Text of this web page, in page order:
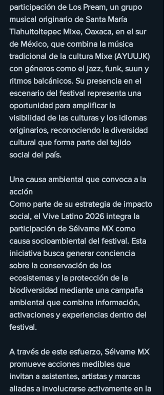
participación de Los Pream, un grupo
musical originario de Santa María
Tlahuitoltepec Mixe, Oaxaca, en el sur
de México, que combina la música
tradicional de la cultura Mixe (AYUUJK)
con géneros como el jazz, funk, suun y
ritmos balcánicos. Su presencia en el
escenario del festival representa una
oportunidad para amplificar la
visibilidad de las culturas y los idiomas
originarios, reconociendo la diversidad
cultural que forma parte del tejido
social del país.
Una causa ambiental que convoca a la
acción
Como parte de su estrategia de impacto
social, el Vive Latino 2026 integra la
participación de Sélvame MX como
causa socioambiental del festival. Esta
iniciativa busca generar conciencia
sobre la conservación de los
ecosistemas y la protección de la
biodiversidad mediante una campaña
ambiental que combina información,
activaciones y experiencias dentro del
festival.
A través de este esfuerzo, Sélvame MX
promueve acciones medibles que
invitan a asistentes, artistas y marcas
aliadas a involucrarse activamente en la